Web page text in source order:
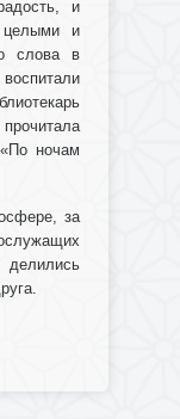
и
целыми и
слова в
ночам
за
делились